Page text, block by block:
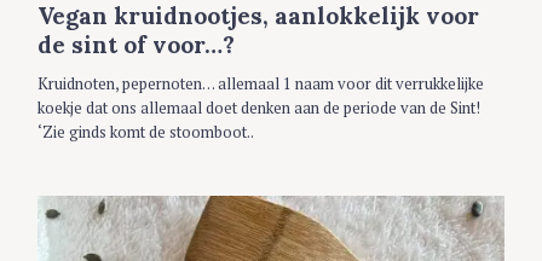
O
R
I
E
S
Vegan kruidnootjes, aanlokkelijk voor
de sint of voor…?
Kruidnoten, pepernoten… allemaal 1 naam voor dit verrukkelijke
koekje dat ons allemaal doet denken aan de periode van de Sint!
‘Zie ginds komt de stoomboot..